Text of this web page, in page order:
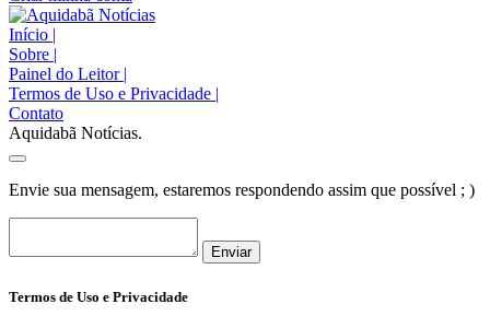
Início |
Sobre |
Painel do Leitor |
Termos de Uso e Privacidade |
Contato
Aquidabã Notícias.
Envie sua mensagem, estaremos respondendo assim que possível ; )
Enviar
Termos de Uso e Privacidade